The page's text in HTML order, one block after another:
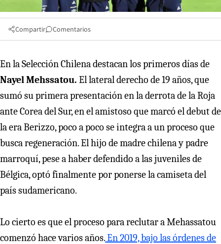
Compartir Comentarios
En la Selección Chilena destacan los primeros días de
Nayel Mehssatou. El lateral derecho de 19 años, que
sumó su primera presentación en la derrota de la Roja
ante Corea del Sur, en el amistoso que marcó el debut de
la era Berizzo, poco a poco se integra a un proceso que
busca regeneración. El hijo de madre chilena y padre
marroquí, pese a haber defendido a las juveniles de
Bélgica, optó finalmente por ponerse la camiseta del
país sudamericano.
Lo cierto es que el proceso para reclutar a Mehassatou
comenzó hace varios años.En 2019, bajo las órdenes de